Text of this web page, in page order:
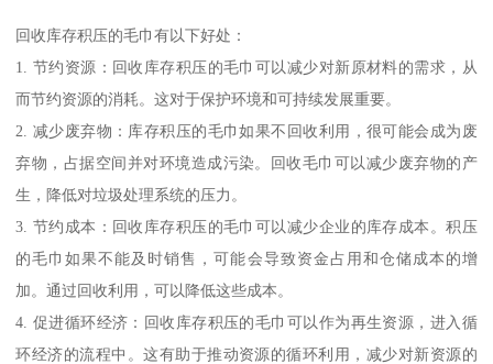
回收库存积压的毛巾有以下好处：
1. 节约资源：回收库存积压的毛巾可以减少对新原材料的需求，从
而节约资源的消耗。这对于保护环境和可持续发展重要。
2. 减少废弃物：库存积压的毛巾如果不回收利用，很可能会成为废
弃物，占据空间并对环境造成污染。回收毛巾可以减少废弃物的产
生，降低对垃圾处理系统的压力。
3. 节约成本：回收库存积压的毛巾可以减少企业的库存成本。积压
的毛巾如果不能及时销售，可能会导致资金占用和仓储成本的增
加。通过回收利用，可以降低这些成本。
4. 促进循环经济：回收库存积压的毛巾可以作为再生资源，进入循
环经济的流程中。这有助于推动资源的循环利用，减少对新资源的